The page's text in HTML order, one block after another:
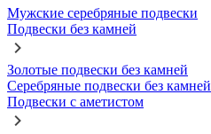
Мужские серебряные подвески
Подвески без камней
Золотые подвески без камней
Серебряные подвески без камней
Подвески с аметистом